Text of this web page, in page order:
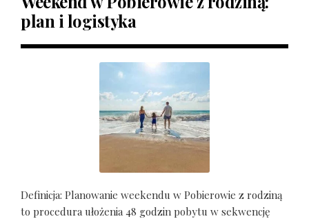
plan i logistyka
Definicja: Planowanie weekendu w Pobierowie z rodziną
to procedura ułożenia 48 godzin pobytu w sekwencję